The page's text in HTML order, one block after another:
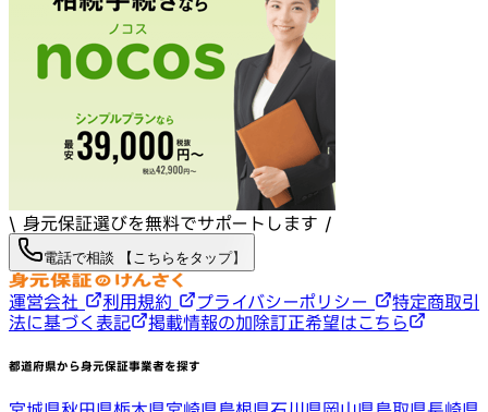
\ 身元保証選びを無料でサポートします /
電話で相談 【こちらをタップ】
運営会社 利用規約 プライバシーポリシー
特定商取引
法に基づく表記
掲載情報の加除訂正希望はこちら
都道府県から身元保証事業者を探す